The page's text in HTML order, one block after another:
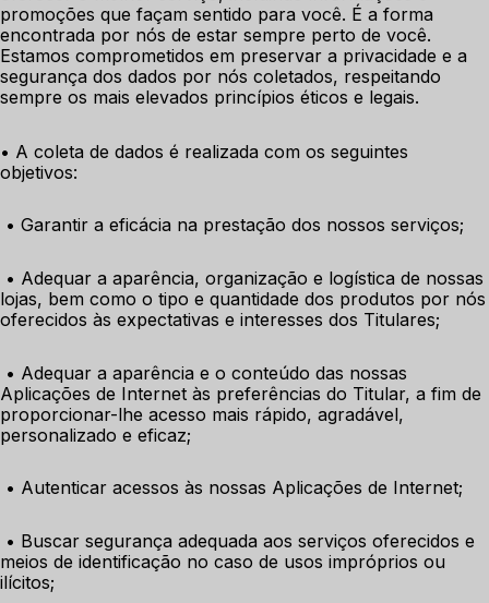
promoções que façam sentido para você. É a forma
encontrada por nós de estar sempre perto de você.
Estamos comprometidos em preservar a privacidade e a
segurança dos dados por nós coletados, respeitando
sempre os mais elevados princípios éticos e legais.
• A coleta de dados é realizada com os seguintes
objetivos:
• Garantir a eficácia na prestação dos nossos serviços;
• Adequar a aparência, organização e logística de nossas
lojas, bem como o tipo e quantidade dos produtos por nós
oferecidos às expectativas e interesses dos Titulares;
• Adequar a aparência e o conteúdo das nossas
Aplicações de Internet às preferências do Titular, a fim de
proporcionar-lhe acesso mais rápido, agradável,
personalizado e eficaz;
• Autenticar acessos às nossas Aplicações de Internet;
• Buscar segurança adequada aos serviços oferecidos e
meios de identificação no caso de usos impróprios ou
ilícitos;